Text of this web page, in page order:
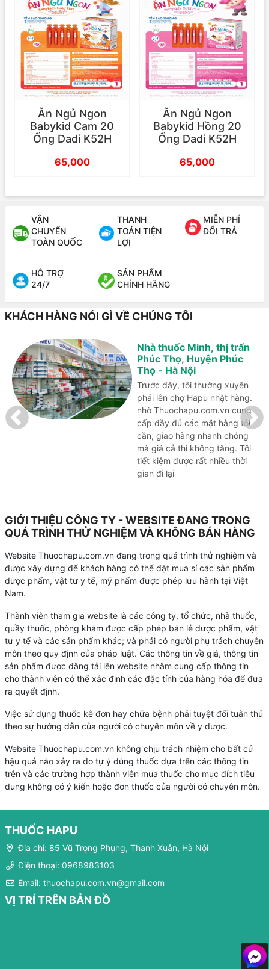
Ăn Ngủ Ngon
Babykid Cam 20
Ống Dadi K52H
65,000
Ăn Ngủ Ngon
Babykid Hồng 20
Ống Dadi K52H
65,000
VẬN
CHUYỂN
TOÀN QUỐC
THANH
TOÁN TIỆN
LỢI
MIỄN PHÍ
ĐỔI TRẢ
HỖ TRỢ
24/7
SẢN PHẨM
CHÍNH HÃNG
KHÁCH HÀNG NÓI GÌ VỀ CHÚNG TÔI
Nhà thuốc Minh, thị trấn
Phúc Thọ, Huyện Phúc
Thọ - Hà Nội
Trước đây, tôi thường xuyên
phải lên chợ Hapu nhặt hàng.
nhờ Thuochapu.com.vn cung
cấp đầy đủ các mặt hàng tôi
cần, giao hàng nhanh chóng
mà giá cả thì không tăng. Tôi
tiết kiệm được rất nhiều thời
gian đi lại
GIỚI THIỆU CÔNG TY - WEBSITE ĐANG TRONG
QUÁ TRÌNH THỬ NGHIỆM VÀ KHÔNG BÁN HÀNG
Website Thuochapu.com.vn đang trong quá trình thử nghiệm và
được xây dựng để khách hàng có thể đặt mua sỉ các sản phẩm
dược phẩm, vật tư y tế, mỹ phẩm được phép lưu hành tại Việt
Nam.
Thành viên tham gia website là các công ty, tổ chức, nhà thuốc,
quầy thuốc, phòng khám được cấp phép bán lẻ dược phẩm, vật
tư y tế và các sản phẩm khác; và phải có người phụ trách chuyên
môn theo quy định của pháp luật. Các thông tin về giá, thông tin
sản phẩm được đăng tải lên website nhằm cung cấp thông tin
cho thành viên có thể xác định các đặc tính của hàng hóa để đưa
ra quyết định.
Việc sử dụng thuốc kê đơn hay chữa bệnh phải tuyệt đối tuân thủ
theo sự hướng dẫn của người có chuyên môn về y dược.
Website Thuochapu.com.vn không chịu trách nhiệm cho bất cứ
hậu quả nào xảy ra do tự ý dùng thuốc dựa trên các thông tin
trên và các trường hợp thành viên mua thuốc cho mục đích tiêu
dung không có ý kiến hoặc đơn thuốc của người có chuyên môn.
THUỐC HAPU
Địa chỉ: 85 Vũ Trọng Phụng, Thanh Xuân, Hà Nội
Điện thoại: 0968983103
Email: thuochapu.com.vn@gmail.com
VỊ TRÍ TRÊN BẢN ĐỒ